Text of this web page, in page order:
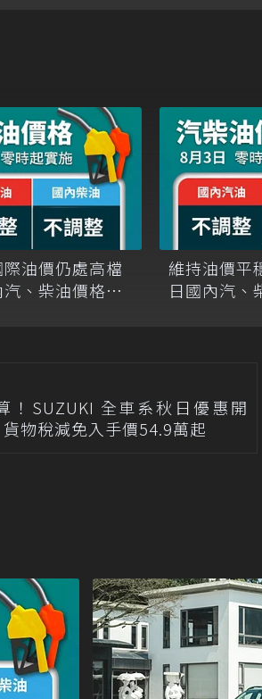
油價仍處高檔
、柴油價格維
維持油價平
日國內汽、
！SUZUKI 全車系秋日優惠開
物稅減免入手價54.9萬起